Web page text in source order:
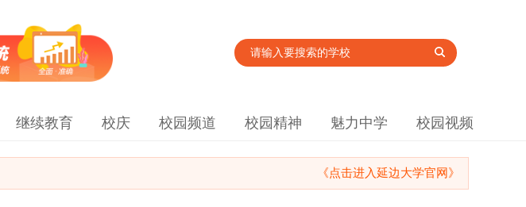
继续教育 校庆 校园频道 校园精神 魅力中学 校园视频
《点击进入延边大学官网》